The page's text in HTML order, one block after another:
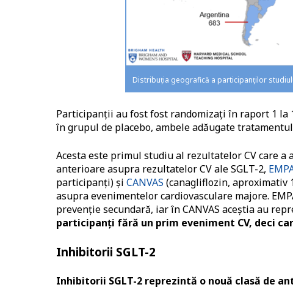
Distribuția geografică a participanților
Participanții au fost fost randomizați în raport 1 la
în grupul de placebo, ambele adăugate
Acesta este primul studiu al rezultatelor CV care
anterioare asupra rezultatelor CV ale SGLT-2,
participanți) și CANVAS (canagliflozin,
asupra evenimentelor cardiovasculare majore.
prevenție secundară, iar în CANVAS aceștia au
participanți fără un prim eveniment CV, deci
Inhibitorii SGLT-2
Inhibitorii SGLT-2 reprezintă o nouă clasă de